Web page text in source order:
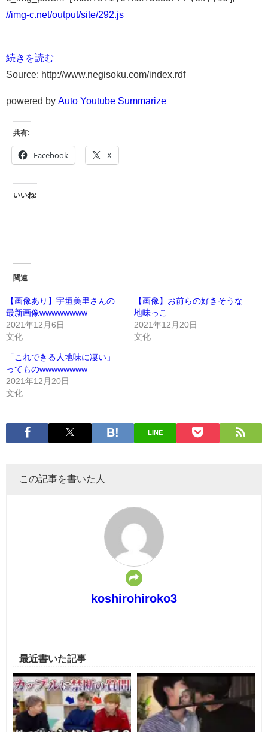
//img-c.net/output/site/292.js
続きを読む
Source: http://www.negisoku.com/index.rdf
powered by Auto Youtube Summarize
共有:
Facebook X
いいね:
関連
【画像あり】宇垣美里さんの
最新画像wwwwwwww
2021年12月6日
文化
【画像】お前らの好きそうな
地味っこ
2021年12月20日
文化
「これできる人地味に凄い」
ってものwwwwwwww
2021年12月20日
文化
LINE
この記事を書いた人
koshirohiroko3
最近書いた記事